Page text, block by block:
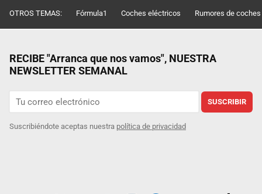
OTROS TEMAS: Fórmula1 Coches eléctricos Rumores de coches
RECIBE "Arranca que nos vamos", NUESTRA
NEWSLETTER SEMANAL
SUSCRIBIR
Suscribiéndote aceptas nuestra política de privacidad